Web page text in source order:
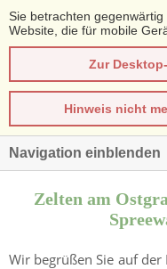
Sie betrachten
Website, die für mobile
Zur
Hinweis nicht
Navigation einblenden
Zelten am
Wir begrüßen Sie auf